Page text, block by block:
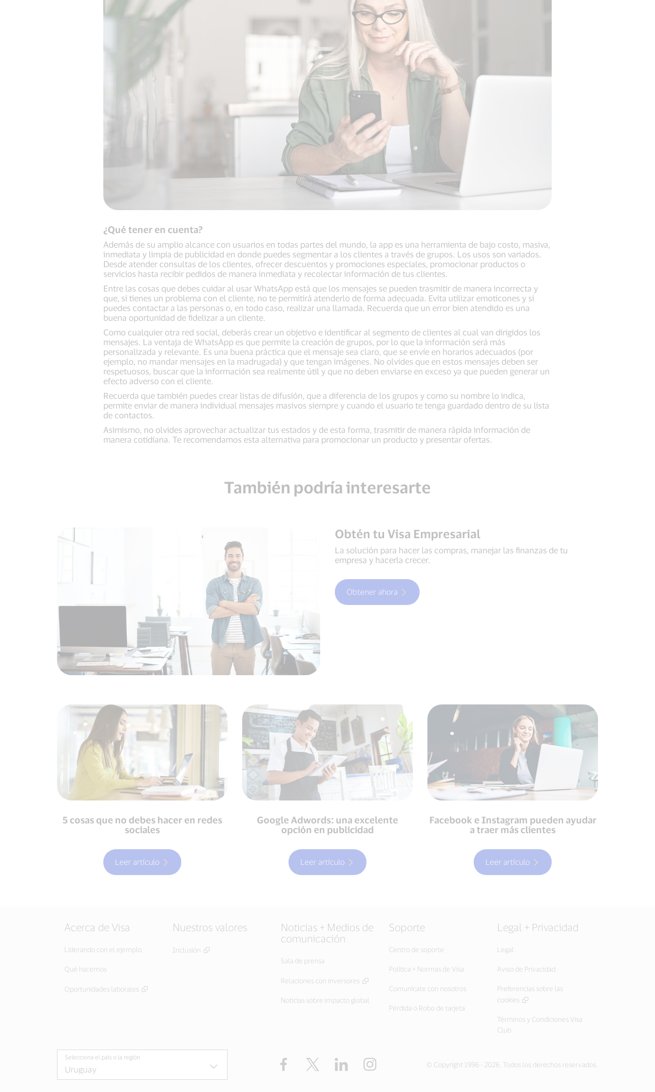
¿Qué tener en cuenta?
Además de su amplio alcance con usuarios en todas partes del mundo, la app es una herramienta de bajo costo, masiva,
inmediata y limpia de publicidad en donde puedes segmentar a los clientes a través de grupos. Los usos son variados.
Desde atender consultas de los clientes, ofrecer descuentos y promociones especiales, promocionar productos o
servicios hasta recibir pedidos de manera inmediata y recolectar información de tus clientes.
Entre las cosas que debes cuidar al usar WhatsApp está que los mensajes se pueden trasmitir de manera incorrecta y
que, si tienes un problema con el cliente, no te permitirá atenderlo de forma adecuada. Evita utilizar emoticones y si
puedes contactar a las personas o, en todo caso, realizar una llamada. Recuerda que un error bien atendido es una
buena oportunidad de fidelizar a un cliente.
Como cualquier otra red social, deberás crear un objetivo e identificar al segmento de clientes al cual van dirigidos los
mensajes. La ventaja de WhatsApp es que permite la creación de grupos, por lo que la información será más
personalizada y relevante. Es una buena práctica que el mensaje sea claro, que se envíe en horarios adecuados (por
ejemplo, no mandar mensajes en la madrugada) y que tengan imágenes. No olvides que en estos mensajes deben ser
respetuosos, buscar que la información sea realmente útil y que no deben enviarse en exceso ya que pueden generar un
efecto adverso con el cliente.
Recuerda que también puedes crear listas de difusión, que a diferencia de los grupos y como su nombre lo indica,
permite enviar de manera individual mensajes masivos siempre y cuando el usuario te tenga guardado dentro de su lista
de contactos.
Asimismo, no olvides aprovechar actualizar tus estados y de esta forma, trasmitir de manera rápida información de
manera cotidiana. Te recomendamos esta alternativa para promocionar un producto y presentar ofertas.
También podría interesarte
Obtén tu Visa Empresarial
La solución para hacer las compras, manejar las finanzas de tu
empresa y hacerla crecer.
Obtener ahora
5 cosas que no debes hacer en redes
sociales
Leer artículo
Google Adwords: una excelente
opción en publicidad
Leer artículo
Facebook e Instagram pueden ayudar
a traer más clientes
Leer artículo
Acerca de Visa
Liderando con el ejemplo
Qué hacemos
Oportunidades laborales
Nuestros valores
Inclusión
Noticias + Medios de
comunicación
Sala de prensa
Relaciones con inversores
Noticias sobre impacto global
Soporte
Centro de soporte
Política + Normas de Visa
Comunícate con nosotros
Pérdida o Robo de tarjeta
Legal + Privacidad
Legal
Aviso de Privacidad
Preferencias sobre las
cookies
Términos y Condiciones Visa
Club
Selecciona el país o la región Facebook Twitter LinkedIn © Copyright 1996 - 2026. Todos los derechos reservados.